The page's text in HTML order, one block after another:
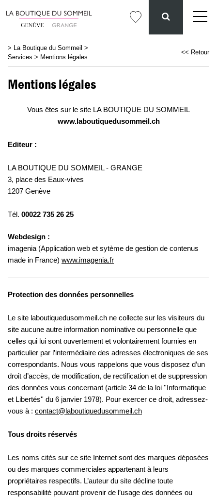
> La Boutique du Sommeil >
Services > Mentions légales
<< Retour
Mentions légales
Vous êtes sur le site LA BOUTIQUE DU SOMMEIL
www.laboutiquedusommeil.ch
Editeur :
LA BOUTIQUE DU SOMMEIL - GRANGE
3, place des Eaux-vives
1207 Genève
Tél. 00022 735 26 25
Webdesign :
imagenia (Application web et sytème de gestion de contenus
made in France) www.imagenia.fr
Protection des données personnelles
Le site laboutiquedusommeil.ch ne collecte sur les visiteurs du
site aucune autre information nominative ou personnelle que
celles qui lui sont ouvertement et volontairement fournies en
particulier par l’intermédiaire des adresses électroniques de ses
correspondants. Nous vous rappelons que vous disposez d’un
droit d’accès, de modification, de rectification et de suppression
des données vous concernant (article 34 de la loi ''Informatique
et Libertés'' du 6 janvier 1978). Pour exercer ce droit, adressez-
vous à : contact@laboutiquedusommeil.ch
Tous droits réservés
Les noms cités sur ce site Internet sont des marques déposées
ou des marques commerciales appartenant à leurs
propriétaires respectifs. L’auteur du site décline toute
responsabilité pouvant provenir de l’usage des données ou